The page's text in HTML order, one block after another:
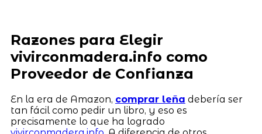
Razones para Elegir
vivirconmadera.info como
Proveedor de Confianza
En la era de Amazon, comprar leña debería ser
tan fácil como pedir un libro, y eso es
precisamente lo que ha logrado